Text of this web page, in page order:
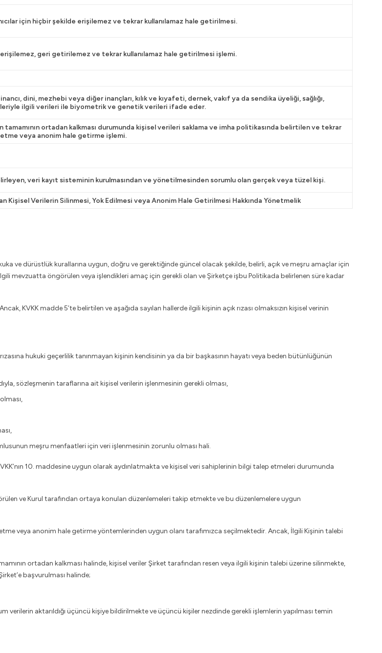
için hiçbir şekilde erişilemez ve tekrar kullanılamaz hale getirilmesi.
geri getirilemez ve tekrar kullanılamaz hale getirilmesi işlemi.
dini, mezhebi veya diğer inançları, kılık ve kıyafeti, dernek, vakıf ya da sendika üyeliği, sağlığı,
ilgili verileri ile biyometrik ve genetik verileri ifade eder.
tamamının ortadan kalkması durumunda kişisel verileri saklama ve imha politikasında belirtilen ve tekrar
veya anonim hale getirme işlemi.
veri kayıt sisteminin kurulmasından ve yönetilmesinden sorumlu olan gerçek veya tüzel kişi.
Kişisel Verilerin Silinmesi, Yok Edilmesi veya Anonim Hale Getirilmesi Hakkında Yönetmelik
ve dürüstlük kurallarına uygun, doğru ve gerektiğinde güncel olacak şekilde, belirli, açık ve meşru amaçlar için
mevzuatta öngörülen veya işlendikleri amaç için gerekli olan ve Şirketçe işbu Politikada belirlenen süre kadar
KVKK madde 5’te belirtilen ve aşağıda sayılan hallerde ilgili kişinin açık rızası olmaksızın kişisel verinin
hukuki geçerlilik tanınmayan kişinin kendisinin ya da bir başkasının hayatı veya beden bütünlüğünün
sözleşmenin taraflarına ait kişisel verilerin işlenmesinin gerekli olması,
meşru menfaatleri için veri işlenmesinin zorunlu olması hali.
10. maddesine uygun olarak aydınlatmakta ve kişisel veri sahiplerinin bilgi talep etmeleri durumunda
ve Kurul tarafından ortaya konulan düzenlemeleri takip etmekte ve bu düzenlemelere uygun
veya anonim hale getirme yöntemlerinden uygun olanı tarafımızca seçilmektedir. Ancak, İlgili Kişinin talebi
ortadan kalkması halinde, kişisel veriler Şirket tarafından resen veya ilgili kişinin talebi üzerine silinmekte,
başvurulması halinde;
verilerin aktarıldığı üçüncü kişiye bildirilmekte ve üçüncü kişiler nezdinde gerekli işlemlerin yapılması temin